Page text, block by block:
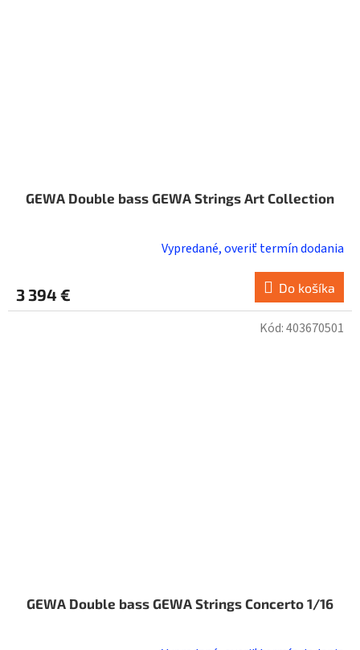
GEWA Double bass GEWA Strings Art Collection
Vypredané, overiť termín dodania
3 394 € Do košíka
GEWA Double bass GEWA Strings Concerto 1/16
Kód:403670501